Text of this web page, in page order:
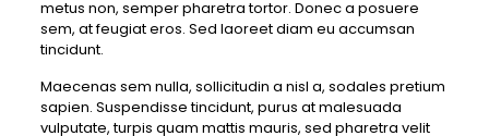
metus non, semper pharetra tortor. Donec a posuere
sem, at feugiat eros. Sed laoreet diam eu accumsan
tincidunt.
Maecenas sem nulla, sollicitudin a nisl a, sodales pretium
sapien. Suspendisse tincidunt, purus at malesuada
vulputate, turpis quam mattis mauris, sed pharetra velit